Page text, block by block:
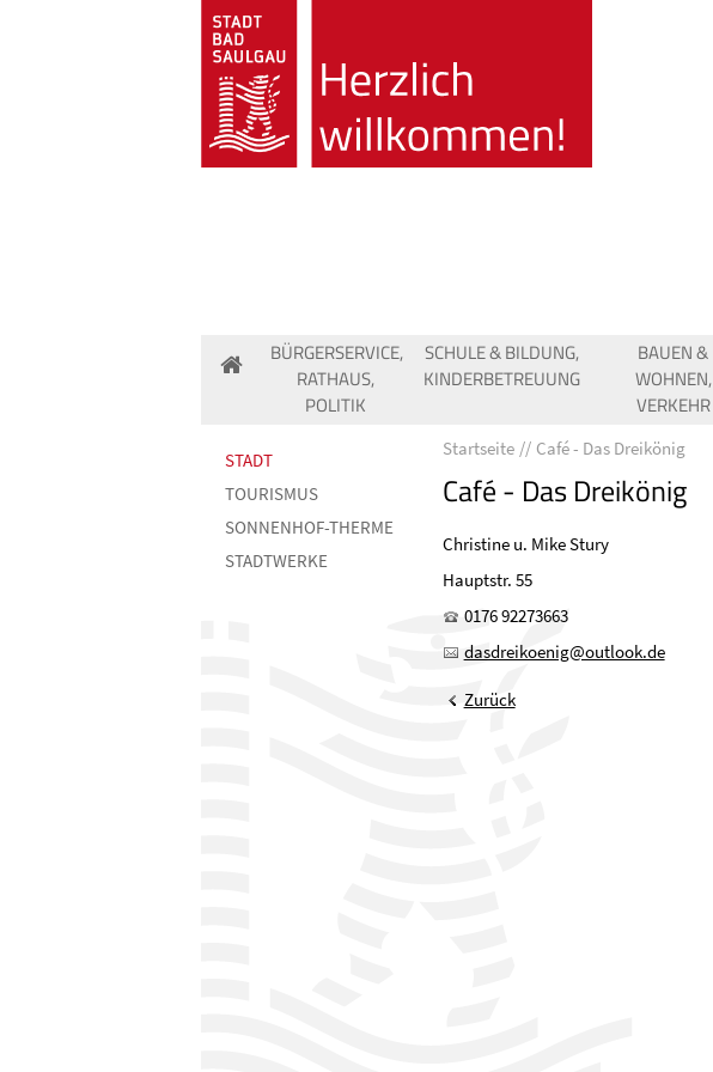
BÜRGERSERVICE,
RATHAUS,
POLITIK
SCHULE & BILDUNG,
KINDERBETREUUNG
BAUEN &
WOHNEN,
VERKEHR
STADT
TOURISMUS
SONNENHOF-THERME
STADTWERKE
Startseite Café - Das Dreikönig
Café - Das Dreikönig
Christine u. Mike Stury
Hauptstr. 55
0176 92273663
dasdreikoenig@outlook.de
Zurück